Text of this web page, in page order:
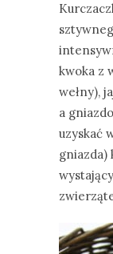
kwoka z
wełny),
a
uzyskać
gniazda)